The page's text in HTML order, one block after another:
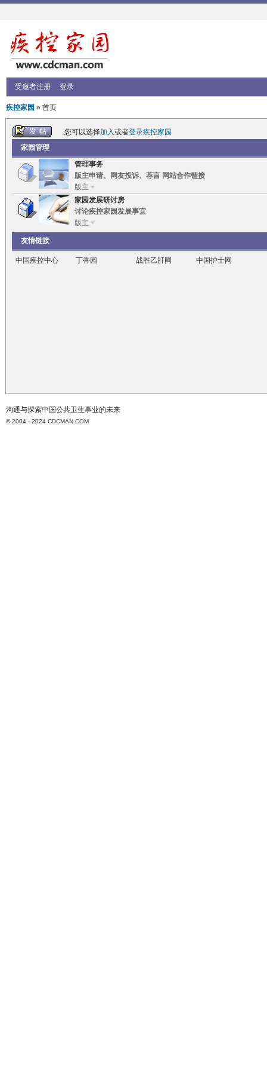
受邀者注册 登录
疾控家园 » 首页
发帖 您可以选择加入或者登录疾控家园
家园管理
管理事务
版主申请、网友投诉、荐言 网站合作链接
版主
家园发展研讨房
讨论疾控家园发展事宜
版主
友情链接
中国疾控中心 丁香园 战胜乙肝网 中国护士网
沟通与探索中国公共卫生事业的未来
© 2004 - 2024 CDCMAN.COM